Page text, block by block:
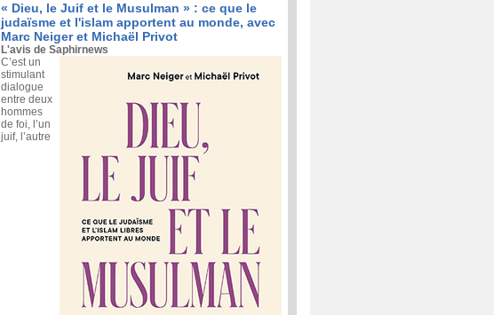
« Dieu, le Juif et le Musulman » : ce que le
judaïsme et l'islam apportent au monde, avec
Marc Neiger et Michaël Privot
L'avis de Saphirnews
C’est un
stimulant
dialogue
entre deux
hommes
de foi, l’un
juif, l’autre